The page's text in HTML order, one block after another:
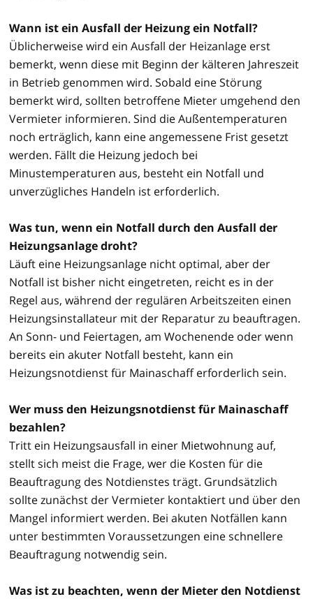
Wann ist ein Ausfall der Heizung ein Notfall?
Üblicherweise wird ein Ausfall der Heizanlage erst
bemerkt, wenn diese mit Beginn der kälteren Jahreszeit
in Betrieb genommen wird. Sobald eine Störung
bemerkt wird, sollten betroffene Mieter umgehend den
Vermieter informieren. Sind die Außentemperaturen
noch erträglich, kann eine angemessene Frist gesetzt
werden. Fällt die Heizung jedoch bei
Minustemperaturen aus, besteht ein Notfall und
unverzügliches Handeln ist erforderlich.
Was tun, wenn ein Notfall durch den Ausfall der
Heizungsanlage droht?
Läuft eine Heizungsanlage nicht optimal, aber der
Notfall ist bisher nicht eingetreten, reicht es in der
Regel aus, während der regulären Arbeitszeiten einen
Heizungsinstallateur mit der Reparatur zu beauftragen.
An Sonn- und Feiertagen, am Wochenende oder wenn
bereits ein akuter Notfall besteht, kann ein
Heizungsnotdienst für Mainaschaff erforderlich sein.
Wer muss den Heizungsnotdienst für Mainaschaff
bezahlen?
Tritt ein Heizungsausfall in einer Mietwohnung auf,
stellt sich meist die Frage, wer die Kosten für die
Beauftragung des Notdienstes trägt. Grundsätzlich
sollte zunächst der Vermieter kontaktiert und über den
Mangel informiert werden. Bei akuten Notfällen kann
unter bestimmten Voraussetzungen eine schnellere
Beauftragung notwendig sein.
Was ist zu beachten, wenn der Mieter den Notdienst